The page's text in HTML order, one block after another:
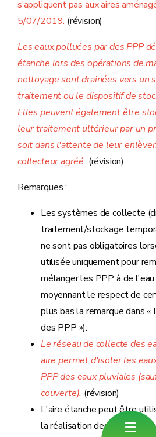
s’appliquent pas aux aires
5/07/2019. (révision)
Les eaux polluées par des PPP
étanche lors des opérations de
nettoyage sont drainées vers un
traitement ou le dispositif de
Elles peuvent également être
leur traitement ultérieur par un
soit dans l'attente de leur
collecteur agréé. (révision)
Remarques :
Les systèmes de collecte
traitement/stockage
ne sont pas obligatoires
utilisée uniquement pour
mélanger les PPP à de
moyennant le respect de
plus bas la remarque dans
des PPP »).
Le réseau de collecte des
aire permet d'isoler les
PPP des eaux pluviales
couverte). (révision)
L'aire étanche peut être
la réalisation des